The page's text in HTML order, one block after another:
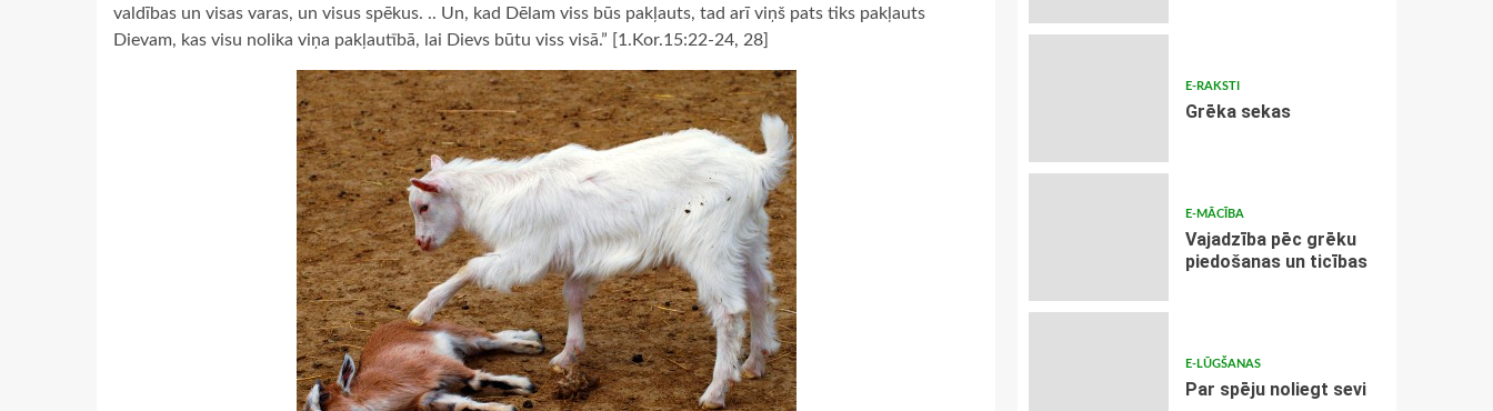
valdības un visas varas, un visus spēkus. .. Un, kad Dēlam viss būs pakļauts, tad arī viņš pats tiks pakļauts
Dievam, kas visu nolika viņa pakļautībā, lai Dievs būtu viss visā.” [1.Kor.15:22-24, 28]
E-RAKSTI
Grēka sekas
E-MĀCĪBA
Vajadzība pēc grēku
piedošanas un ticības
E-LŪGŠANAS
Par spēju noliegt sevi